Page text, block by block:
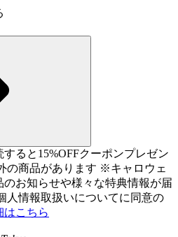
ると15%OFFクーポンプレゼン
の商品があります ※キャロウェ
お知らせや様々な特典情報が届
人情報取扱いについてに同意の
はこちら